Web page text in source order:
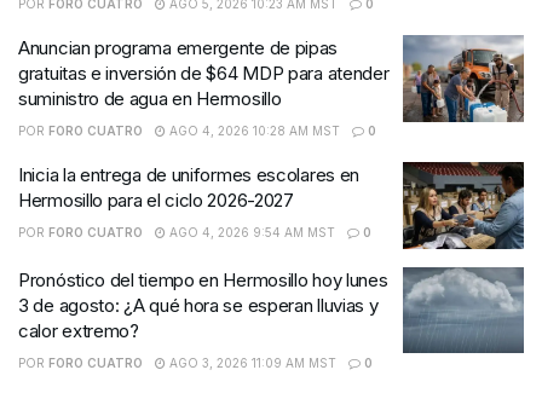
POR FORO CUATRO AGO 5, 2026 10:23 AM MST 0
Anuncian programa emergente de pipas
gratuitas e inversión de $64 MDP para atender
suministro de agua en Hermosillo
POR FORO CUATRO AGO 4, 2026 10:28 AM MST 0
Inicia la entrega de uniformes escolares en
Hermosillo para el ciclo 2026-2027
POR FORO CUATRO AGO 4, 2026 9:54 AM MST 0
Pronóstico del tiempo en Hermosillo hoy lunes
3 de agosto: ¿A qué hora se esperan lluvias y
calor extremo?
POR FORO CUATRO AGO 3, 2026 11:09 AM MST 0